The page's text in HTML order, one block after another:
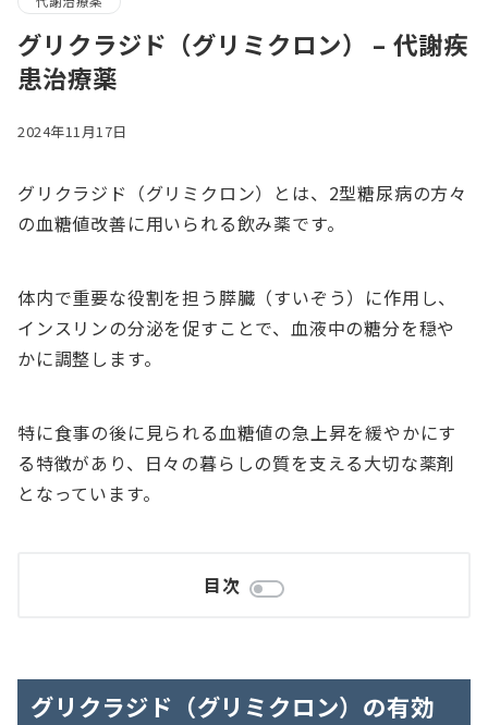
グリクラジド（グリミクロン） – 代謝疾
患治療薬
2024年11月17日
グリクラジド（グリミクロン）とは、2型糖尿病の方々
の血糖値改善に用いられる飲み薬です。
体内で重要な役割を担う膵臓（すいぞう）に作用し、
インスリンの分泌を促すことで、血液中の糖分を穏や
かに調整します。
特に食事の後に見られる血糖値の急上昇を緩やかにす
る特徴があり、日々の暮らしの質を支える大切な薬剤
となっています。
目次
グリクラジド（グリミクロン）の有効